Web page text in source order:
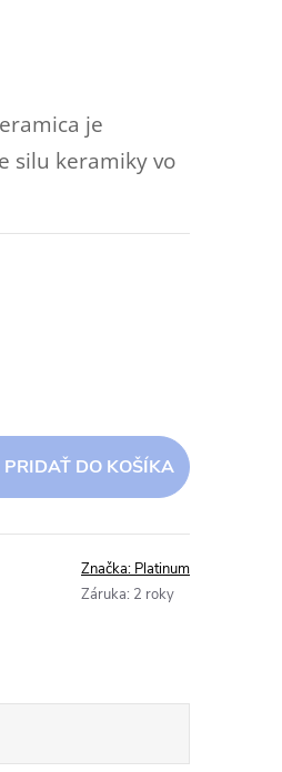
je
silu keramiky vo
PRIDAŤ DO KOŠÍKA
Značka: Platinum
Záruka: 2 roky